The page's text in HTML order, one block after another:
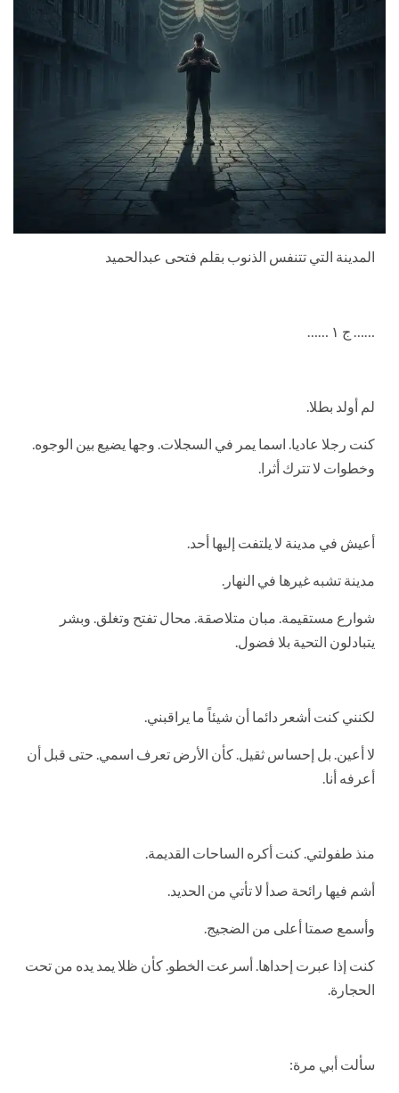
المدينة التي تتنفس الذنوب بقلم فتحى عبدالحميد
…… ج ١ ……
لم أولد بطلا.
كنت رجلا عاديا. اسما يمر في السجلات. وجها يضيع بين الوجوه.
وخطوات لا تترك أثرا.
أعيش في مدينة لا يلتفت إليها أحد.
مدينة تشبه غيرها في النهار.
شوارع مستقيمة. مبان متلاصقة. محال تفتح وتغلق. وبشر
يتبادلون التحية بلا فضول.
لكنني كنت أشعر دائما أن شيئاً ما يراقبني.
لا أعين. بل إحساس ثقيل. كأن الأرض تعرف اسمي. حتى قبل أن
أعرفه أنا.
منذ طفولتي. كنت أكره الساحات القديمة.
أشم فيها رائحة صدأ لا تأتي من الحديد.
وأسمع صمتا أعلى من الضجيج.
كنت إذا عبرت إحداها. أسرعت الخطو. كأن ظلا يمد يده من تحت
الحجارة.
سألت أبي مرة: